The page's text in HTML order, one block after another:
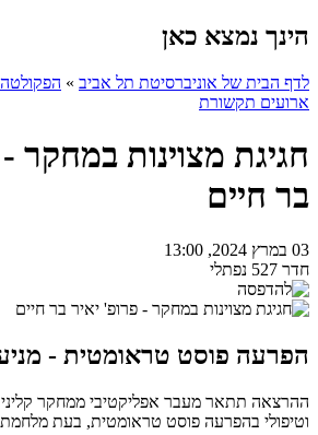
הינך נמצא כאן
לדף הבית של אוניברסיטת תל אביב »
ארועים תקשורת
חגיגת מצוינות במחקר
בר חיים
03 במרץ 2024, 13:00
חדר 527 נפתלי
הפרעה פוסט טראומטית -
ההרצאה תתאר מעבר אפליקטיבי ממחקר קליני
וטיפולי בהפרעה פוסט טראומטית, בעת